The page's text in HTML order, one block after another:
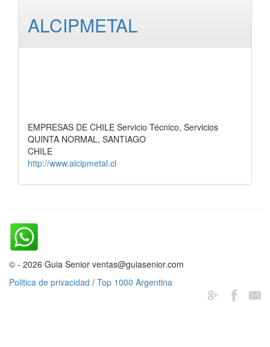
ALCIPMETAL
EMPRESAS DE CHILE Servicio Técnico, Servicios
QUINTA NORMAL, SANTIAGO
CHILE
http://www.alcipmetal.cl
© - 2026 Guia Senior ventas@guiasenior.com
Politica de privacidad / Top 1000 Argentina